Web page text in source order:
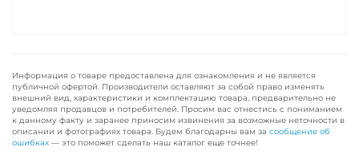
Информация о товаре предоставлена для ознакомления и не является
публичной офертой. Производители оставляют за собой право изменять
внешний вид, характеристики и комплектацию товара, предварительно не
уведомляя продавцов и потребителей. Просим вас отнестись с пониманием
к данному факту и заранее приносим извинения за возможные неточности в
описании и фотографиях товара. Будем благодарны вам за сообщение об
ошибках — это поможет сделать наш каталог еще точнее!